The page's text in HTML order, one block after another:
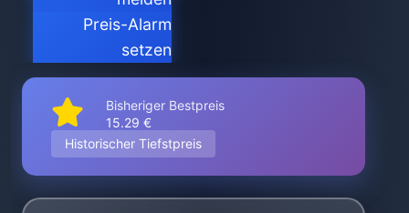
Preis-Alarm
setzen
Bisheriger Bestpreis
15.29 €
Historischer Tiefstpreis